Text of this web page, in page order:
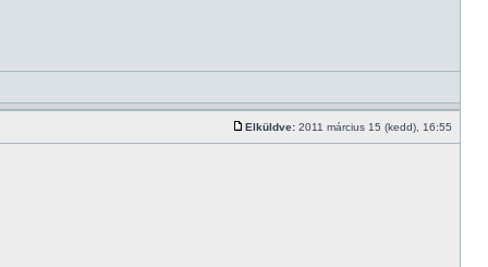
Elküldve: 2011 március 15 (kedd), 16:55